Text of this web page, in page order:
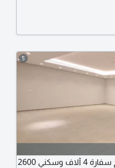
5
فيلا للإيجار في السلام تفتح على ميدان تصلح سفارة 4 آلاف وسكني 2600